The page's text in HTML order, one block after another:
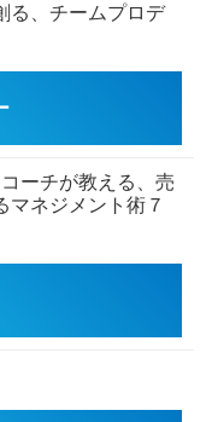
る、チームプロデ
ーチが教える、売
マネジメント術７